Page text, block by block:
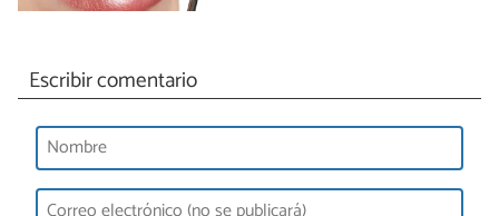
Escribir comentario